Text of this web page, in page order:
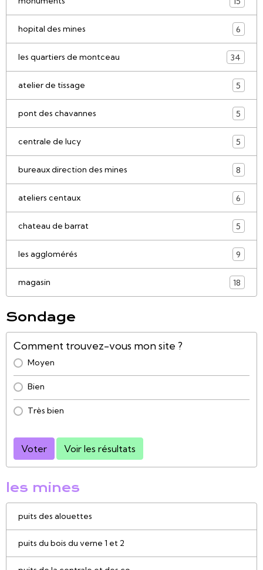
hopital des mines 6
les quartiers de montceau 34
atelier de tissage 5
pont des chavannes 5
centrale de lucy 5
bureaux direction des mines 8
ateliers centaux 6
chateau de barrat 5
les agglomérés 9
magasin 18
Sondage
Comment trouvez-vous mon site ?
Moyen
Bien
Très bien
Voter Voir les résultats
les mines
puits des alouettes
puits du bois du verne 1 et 2